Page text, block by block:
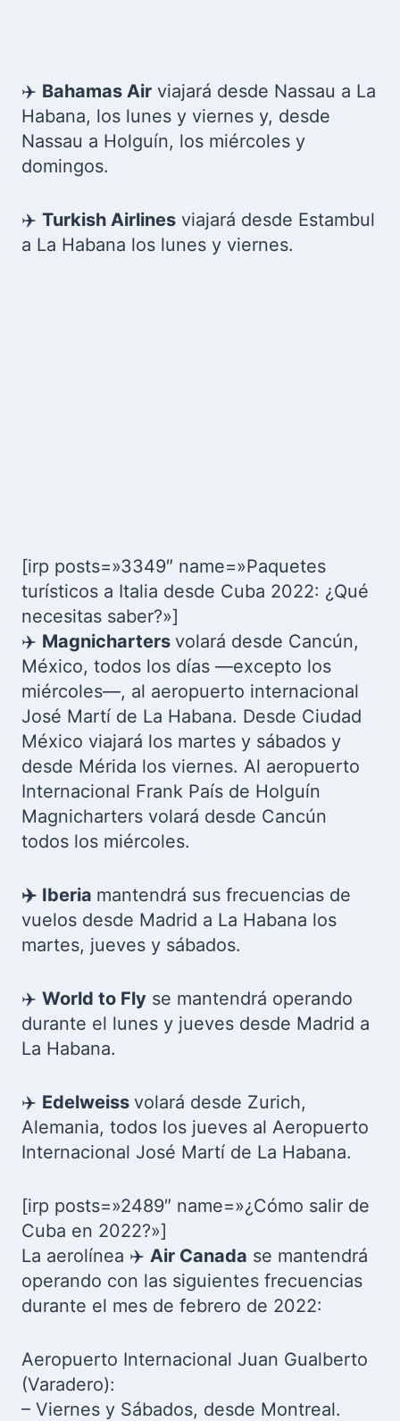
✈️ Bahamas Air viajará desde Nassau a La
Habana, los lunes y viernes y, desde
Nassau a Holguín, los miércoles y
domingos.
✈️ Turkish Airlines viajará desde Estambul
a La Habana los lunes y viernes.
[irp posts=»3349″ name=»Paquetes
turísticos a Italia desde Cuba 2022: ¿Qué
necesitas saber?»]
✈️ Magnicharters volará desde Cancún,
México, todos los días —excepto los
miércoles—, al aeropuerto internacional
José Martí de La Habana. Desde Ciudad
México viajará los martes y sábados y
desde Mérida los viernes. Al aeropuerto
Internacional Frank País de Holguín
Magnicharters volará desde Cancún
todos los miércoles.
✈️ Iberia mantendrá sus frecuencias de
vuelos desde Madrid a La Habana los
martes, jueves y sábados.
✈️ World to Fly se mantendrá operando
durante el lunes y jueves desde Madrid a
La Habana.
✈️ Edelweiss volará desde Zurich,
Alemania, todos los jueves al Aeropuerto
Internacional José Martí de La Habana.
[irp posts=»2489″ name=»¿Cómo salir de
Cuba en 2022?»]
La aerolínea ✈️ Air Canada se mantendrá
operando con las siguientes frecuencias
durante el mes de febrero de 2022:
Aeropuerto Internacional Juan Gualberto
(Varadero):
– Viernes y Sábados, desde Montreal.